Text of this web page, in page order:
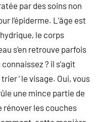
par des soins non
l’épiderme. L’âge est
le corps
s’en retrouve parfois
? il s’agit
‘ le visage. Oui, vous
une mince partie de
rénover les couches